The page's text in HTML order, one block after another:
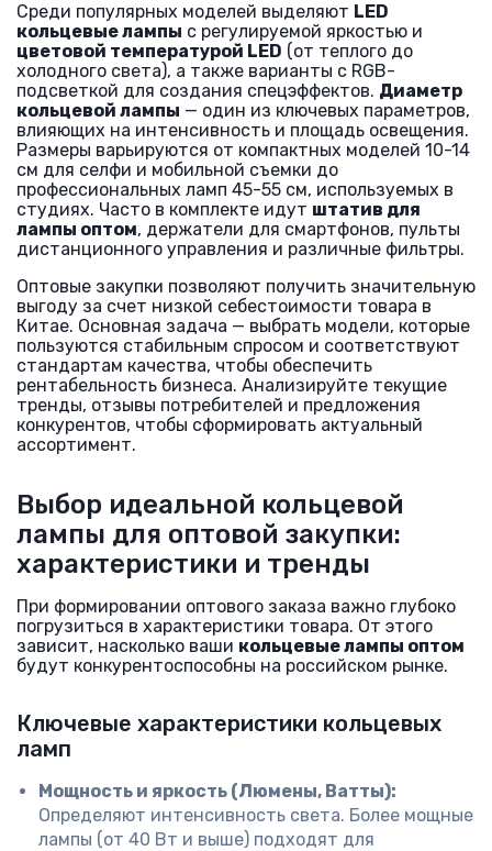
Среди популярных моделей выделяют LED
кольцевые лампы с регулируемой яркостью и
цветовой температурой LED (от теплого до
холодного света), а также варианты с RGB-
подсветкой для создания спецэффектов. Диаметр
кольцевой лампы — один из ключевых параметров,
влияющих на интенсивность и площадь освещения.
Размеры варьируются от компактных моделей 10-14
см для селфи и мобильной съемки до
профессиональных ламп 45-55 см, используемых в
студиях. Часто в комплекте идут штатив для
лампы оптом, держатели для смартфонов, пульты
дистанционного управления и различные фильтры.
Оптовые закупки позволяют получить значительную
выгоду за счет низкой себестоимости товара в
Китае. Основная задача — выбрать модели, которые
пользуются стабильным спросом и соответствуют
стандартам качества, чтобы обеспечить
рентабельность бизнеса. Анализируйте текущие
тренды, отзывы потребителей и предложения
конкурентов, чтобы сформировать актуальный
ассортимент.
Выбор идеальной кольцевой
лампы для оптовой закупки:
характеристики и тренды
При формировании оптового заказа важно глубоко
погрузиться в характеристики товара. От этого
зависит, насколько ваши кольцевые лампы оптом
будут конкурентоспособны на российском рынке.
Ключевые характеристики кольцевых
ламп
Мощность и яркость (Люмены, Ватты):
Определяют интенсивность света. Более мощные
лампы (от 40 Вт и выше) подходят для